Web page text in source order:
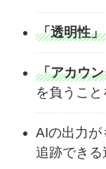
「透明性」
「アカウ
を負うこ
AIの出力が
追跡でき